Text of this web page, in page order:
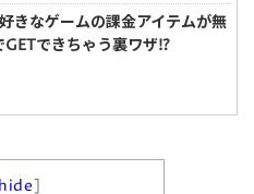
好きなゲームの課金アイテムが無
GETできちゃう裏ワザ!?
hide]